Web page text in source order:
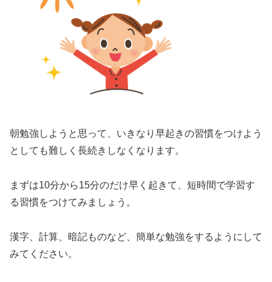
朝勉強しようと思って、いきなり早起きの習慣をつけよう
としても難しく長続きしなくなります。
まずは10分から15分のだけ早く起きて、短時間で学習す
る習慣をつけてみましょう。
漢字、計算、暗記ものなど、簡単な勉強をするようにして
みてください。